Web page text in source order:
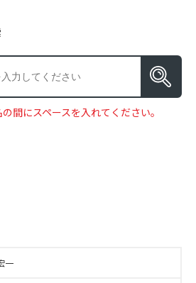
間にスペースを入れてください。
一